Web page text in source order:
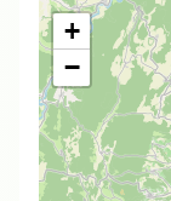
+
−